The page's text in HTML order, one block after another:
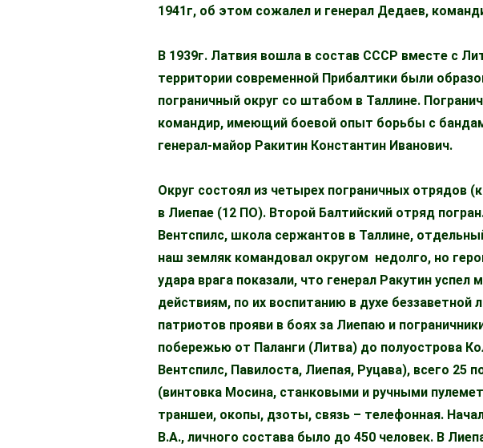
1941г, об этом сожалел и генерал Дедаев,
В 1939г. Латвия вошла в состав СССР вместе с
территории современной Прибалтики были
пограничный округ со штабом в Таллине.
командир, имеющий боевой опыт борьбы с
генерал-майор Ракитин Константин Иванович.
Округ состоял из четырех пограничных отрядов
в Лиепае (12 ПО). Второй Балтийский отряд
Вентспилс, школа сержантов в Таллине,
наш земляк командовал округом недолго, но
удара врага показали, что генерал Ракутин
действиям, по их воспитанию в духе
патриотов прояви в боях за Лиепаю и
побережью от Паланги (Литва) до полуострова
Вентспилс, Павилоста, Лиепая, Руцава), всего 25
(винтовка Мосина, станковыми и ручными
траншеи, окопы, дзоты, связь – телефонная.
В.А., личного состава было до 450 человек. В